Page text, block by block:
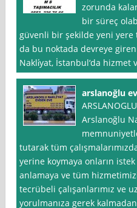
zorunda
bir süreç
güvenli bir şekilde yeni yere
da bu noktada devreye
Nakli̇yat, İstanbul‘da
arslanoğlu
Arslanoğlu
tutarak tüm
yerine koymaya onların
anlamaya ve tüm
tecrübeli çalışanlarımız ve
yorulmanıza gerek